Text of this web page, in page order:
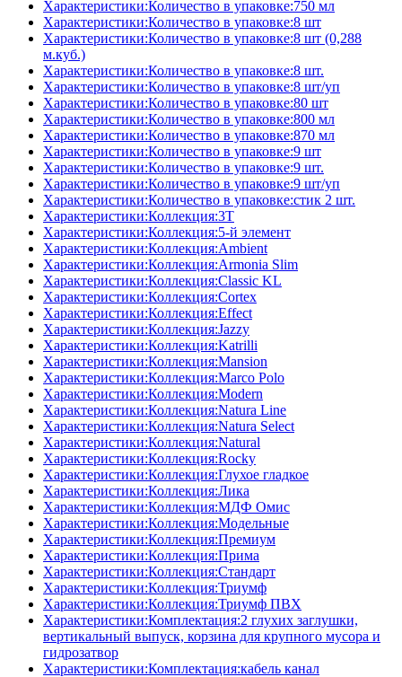
Характеристики:Количество в упаковке:750 мл
Характеристики:Количество в упаковке:8 шт
Характеристики:Количество в упаковке:8 шт (0,288
м.куб.)
Характеристики:Количество в упаковке:8 шт.
Характеристики:Количество в упаковке:8 шт/уп
Характеристики:Количество в упаковке:80 шт
Характеристики:Количество в упаковке:800 мл
Характеристики:Количество в упаковке:870 мл
Характеристики:Количество в упаковке:9 шт
Характеристики:Количество в упаковке:9 шт.
Характеристики:Количество в упаковке:9 шт/уп
Характеристики:Количество в упаковке:стик 2 шт.
Характеристики:Коллекция:3T
Характеристики:Коллекция:5-й элемент
Характеристики:Коллекция:Ambient
Характеристики:Коллекция:Armonia Slim
Характеристики:Коллекция:Classic KL
Характеристики:Коллекция:Cortex
Характеристики:Коллекция:Effect
Характеристики:Коллекция:Jazzy
Характеристики:Коллекция:Katrilli
Характеристики:Коллекция:Mansion
Характеристики:Коллекция:Marco Polo
Характеристики:Коллекция:Modern
Характеристики:Коллекция:Natura Line
Характеристики:Коллекция:Natura Select
Характеристики:Коллекция:Natural
Характеристики:Коллекция:Rocky
Характеристики:Коллекция:Глухое гладкое
Характеристики:Коллекция:Лика
Характеристики:Коллекция:МДФ Омис
Характеристики:Коллекция:Модельные
Характеристики:Коллекция:Премиум
Характеристики:Коллекция:Прима
Характеристики:Коллекция:Стандарт
Характеристики:Коллекция:Триумф
Характеристики:Коллекция:Триумф ПВХ
Характеристики:Комплектация:2 глухих заглушки,
вертикальный выпуск, корзина для крупного мусора и
гидрозатвор
Характеристики:Комплектация:кабель канал